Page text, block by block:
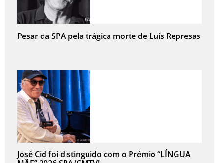
Pesar da SPA pela trágica morte de Luís Represas
José Cid foi distinguido com o Prémio “LÍNGUA